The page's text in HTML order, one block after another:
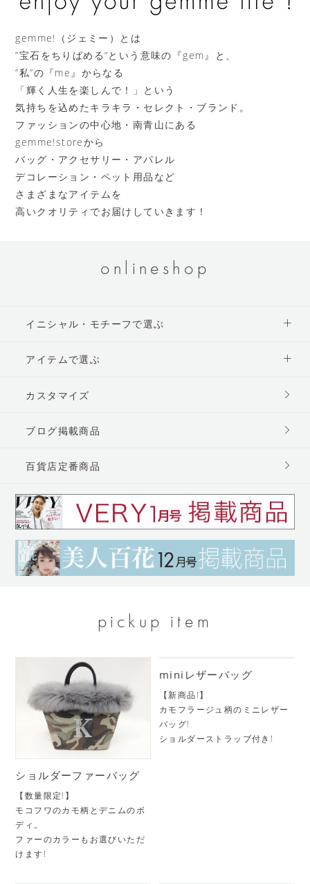
gemme!（ジェミー）とは
”宝石をちりばめる”という意味の『gem』と、
”私”の『me』からなる
「輝く人生を楽しんで！」という
気持ちを込めたキラキラ・セレクト・ブランド。
ファッションの中心地・南青山にある
gemme!storeから
バッグ・アクセサリー・アパレル
デコレーション・ペット用品など
さまざまなアイテムを
高いクオリティでお届けしていきます！
onlineshop
イニシャル・モチーフで選ぶ
アイテムで選ぶ
カスタマイズ
ブログ掲載商品
百貨店定番商品
pickup item
ショルダーファーバッグ
【数量限定!】
モコフワのカモ柄とデニムのボ
ディ。
ファーのカラーもお選びいただ
けます!
miniレザーバッグ
【新商品!】
カモフラージュ柄のミニレザー
バッグ!
ショルダーストラップ付き!